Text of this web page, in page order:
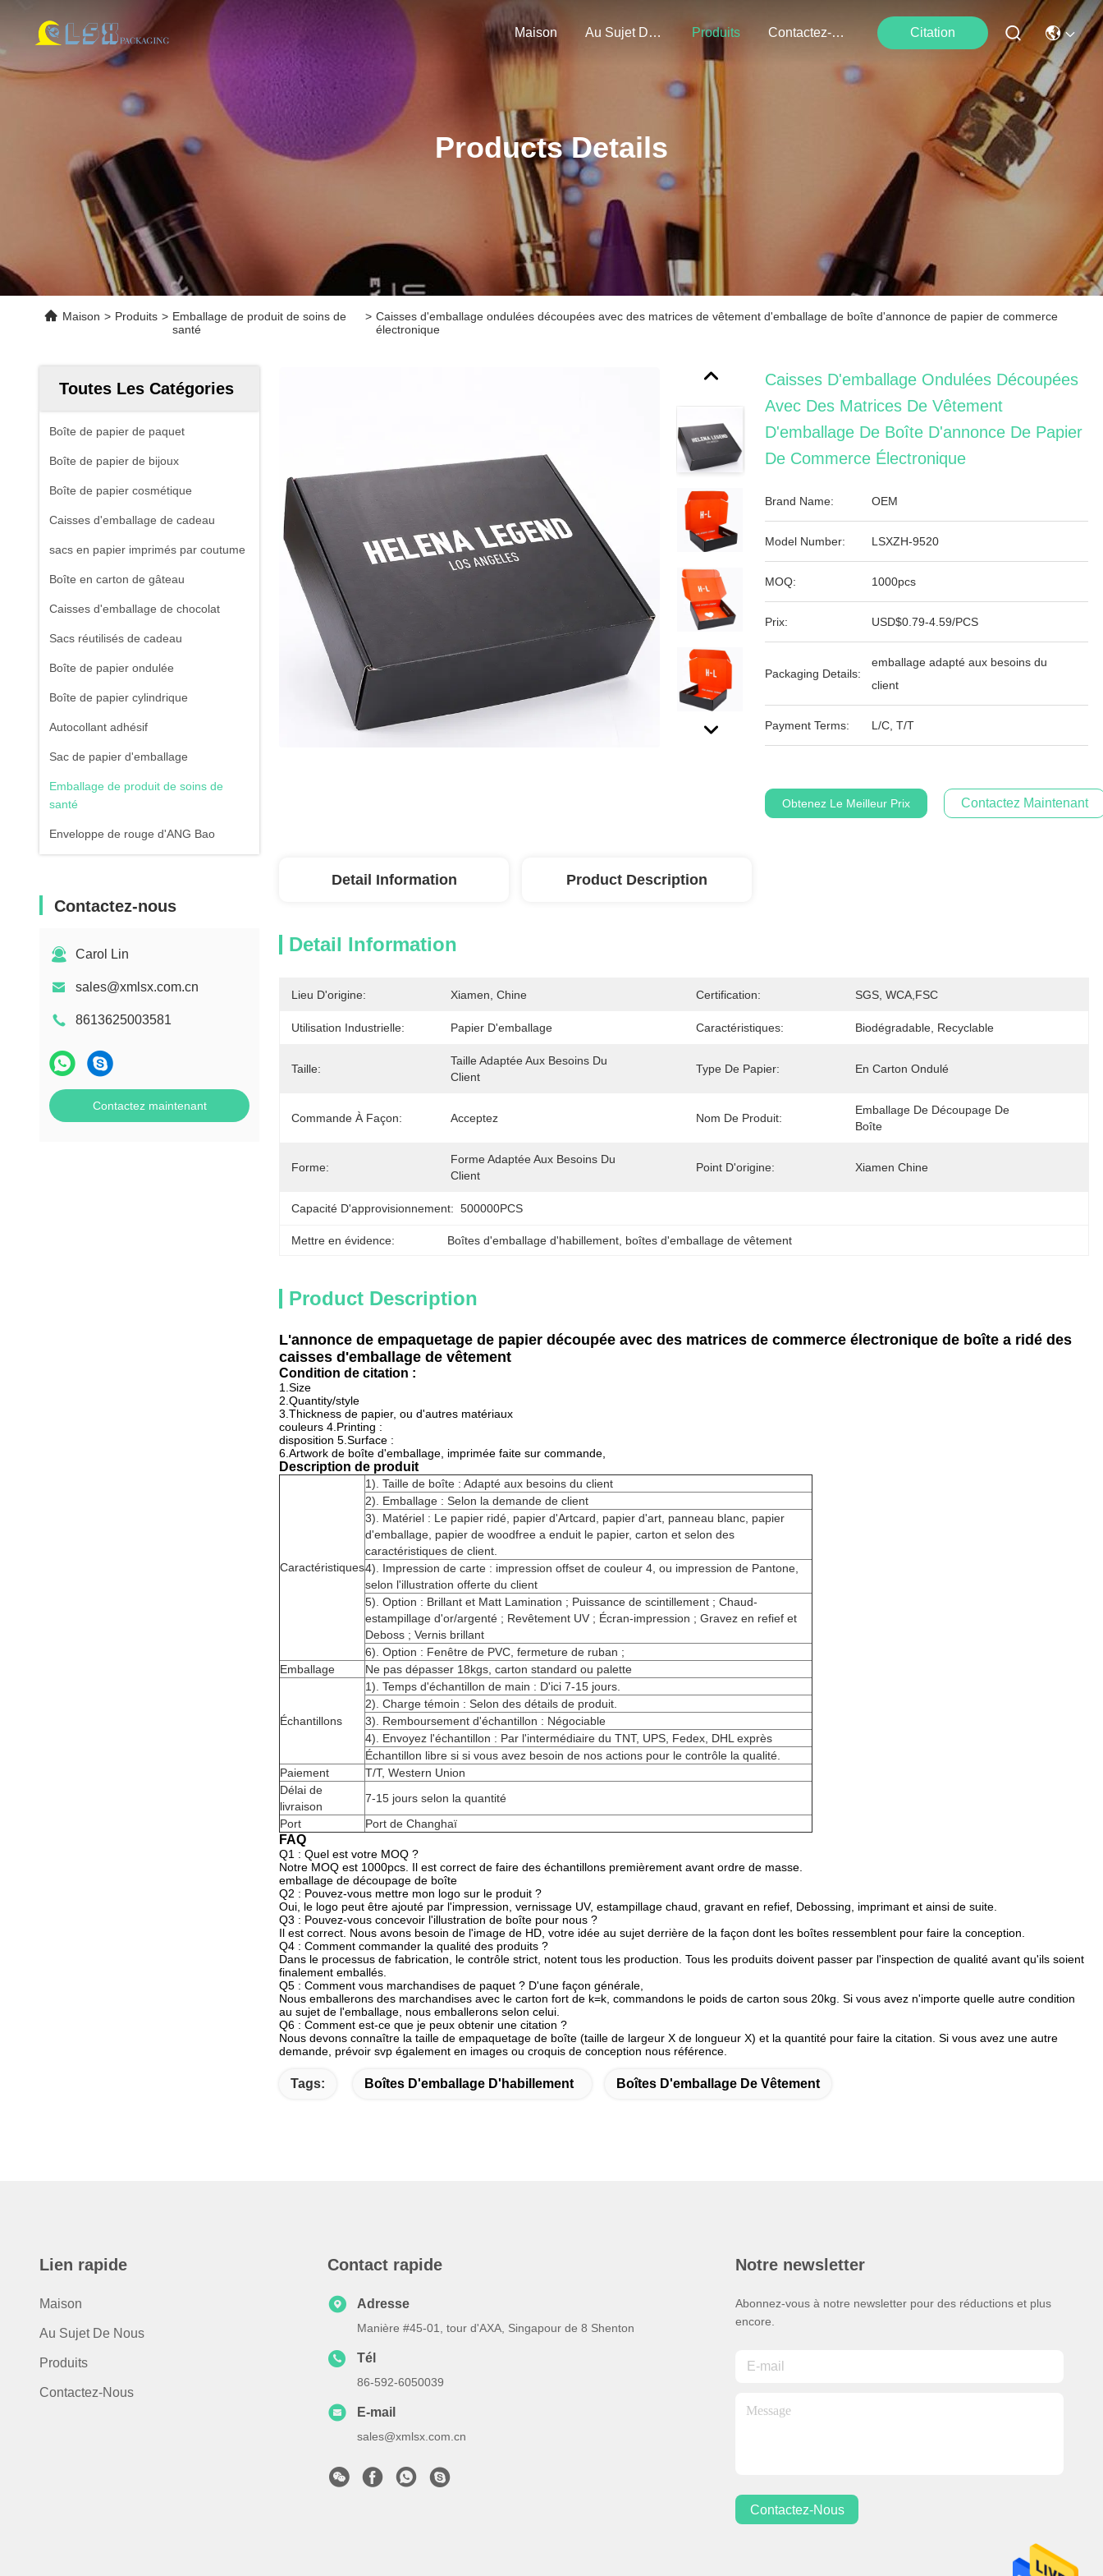
Maison Au Sujet De Nous Produits Contactez-Nous Citation
Products Details
Maison > Produits > Emballage de produit de soins de
santé
> Caisses d'emballage ondulées découpées avec des matrices de vêtement d'emballage de boîte d'annonce de papier de commerce
électronique
Toutes Les Catégories
Boîte de papier de paquet
Boîte de papier de bijoux
Boîte de papier cosmétique
Caisses d'emballage de cadeau
sacs en papier imprimés par coutume
Boîte en carton de gâteau
Caisses d'emballage de chocolat
Sacs réutilisés de cadeau
Boîte de papier ondulée
Boîte de papier cylindrique
Autocollant adhésif
Sac de papier d'emballage
Emballage de produit de soins de
santé
Enveloppe de rouge d'ANG Bao
Contactez-nous
Carol Lin
sales@xmlsx.com.cn
8613625003581
Contactez maintenant
Caisses D'emballage Ondulées Découpées
Avec Des Matrices De Vêtement
D'emballage De Boîte D'annonce De Papier
De Commerce Électronique
Brand Name: OEM
Model Number: LSXZH-9520
MOQ: 1000pcs
Prix: USD$0.79-4.59/PCS
Packaging Details:
emballage adapté aux besoins du
client
Payment Terms: L/C, T/T
Obtenez Le Meilleur Prix Contactez Maintenant
Detail Information Product Description
Detail Information
Lieu D'origine: Xiamen, Chine Certification: SGS, WCA,FSC
Utilisation Industrielle: Papier D'emballage Caractéristiques: Biodégradable, Recyclable
Taille:
Taille Adaptée Aux Besoins Du
Client
Type De Papier: En Carton Ondulé
Commande À Façon: Acceptez Nom De Produit:
Emballage De Découpage De
Boîte
Forme:
Forme Adaptée Aux Besoins Du
Client
Point D'origine: Xiamen Chine
Capacité D'approvisionnement: 500000PCS
Mettre en évidence: Boîtes d'emballage d'habillement, boîtes d'emballage de vêtement
Product Description
L'annonce de empaquetage de papier découpée avec des matrices de commerce électronique de boîte a ridé des
caisses d'emballage de vêtement
Condition de citation :
1.Size
2.Quantity/style
3.Thickness de papier, ou d'autres matériaux
couleurs 4.Printing :
disposition 5.Surface :
6.Artwork de boîte d'emballage, imprimée faite sur commande,
Description de produit
Caractéristiques
1). Taille de boîte : Adapté aux besoins du client
2). Emballage : Selon la demande de client
3). Matériel : Le papier ridé, papier d'Artcard, papier d'art, panneau blanc, papier
d'emballage, papier de woodfree a enduit le papier, carton et selon des
caractéristiques de client.
4). Impression de carte : impression offset de couleur 4, ou impression de Pantone,
selon l'illustration offerte du client
5). Option : Brillant et Matt Lamination ; Puissance de scintillement ; Chaud-
estampillage d'or/argenté ; Revêtement UV ; Écran-impression ; Gravez en refief et
Deboss ; Vernis brillant
6). Option : Fenêtre de PVC, fermeture de ruban ;
Emballage
Ne pas dépasser 18kgs, carton standard ou palette
Échantillons
1). Temps d'échantillon de main : D'ici 7-15 jours.
2). Charge témoin : Selon des détails de produit.
3). Remboursement d'échantillon : Négociable
4). Envoyez l'échantillon : Par l'intermédiaire du TNT, UPS, Fedex, DHL exprès
Échantillon libre si si vous avez besoin de nos actions pour le contrôle la qualité.
Paiement
T/T, Western Union
Délai de
livraison
7-15 jours selon la quantité
Port
Port de Changhaï
FAQ
Q1 : Quel est votre MOQ ?
Notre MOQ est 1000pcs. Il est correct de faire des échantillons premièrement avant ordre de masse.
emballage de découpage de boîte
Q2 : Pouvez-vous mettre mon logo sur le produit ?
Oui, le logo peut être ajouté par l'impression, vernissage UV, estampillage chaud, gravant en refief, Debossing, imprimant et ainsi de suite.
Q3 : Pouvez-vous concevoir l'illustration de boîte pour nous ?
Il est correct. Nous avons besoin de l'image de HD, votre idée au sujet derrière de la façon dont les boîtes ressemblent pour faire la conception.
Q4 : Comment commander la qualité des produits ?
Dans le processus de fabrication, le contrôle strict, notent tous les production. Tous les produits doivent passer par l'inspection de qualité avant qu'ils soient
finalement emballés.
Q5 : Comment vous marchandises de paquet ? D'une façon générale,
Nous emballerons des marchandises avec le carton fort de k=k, commandons le poids de carton sous 20kg. Si vous avez n'importe quelle autre condition
au sujet de l'emballage, nous emballerons selon celui.
Q6 : Comment est-ce que je peux obtenir une citation ?
Nous devons connaître la taille de empaquetage de boîte (taille de largeur X de longueur X) et la quantité pour faire la citation. Si vous avez une autre
demande, prévoir svp également en images ou croquis de conception nous référence.
Tags: Boîtes D'emballage D'habillement Boîtes D'emballage De Vêtement
Lien rapide
Maison
Au Sujet De Nous
Produits
Contactez-Nous
Contact rapide
Adresse
Manière #45-01, tour d'AXA, Singapour de 8 Shenton
Tél
86-592-6050039
E-mail
sales@xmlsx.com.cn
Notre newsletter
Abonnez-vous à notre newsletter pour des réductions et plus
encore.
Contactez-Nous